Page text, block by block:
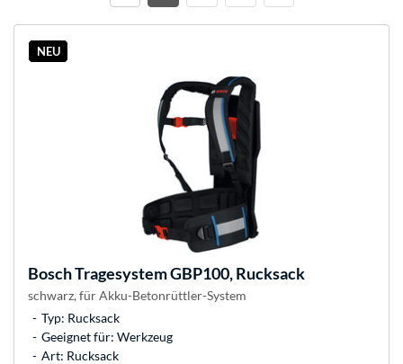
NEU
BoschTragesystem GBP100, Rucksack
schwarz, für Akku-Betonrüttler-System
Typ: Rucksack
Geeignet für: Werkzeug
Art: Rucksack